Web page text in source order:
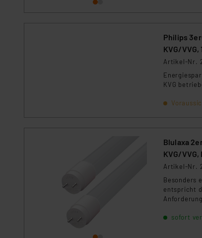
Philips
KVG/VVG,
Artikel-Nr.
KVG
Blulaxa
KVG/VVG,
Artikel-Nr.
Besonders
entspricht
sofort